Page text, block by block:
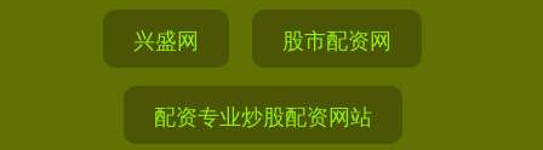
兴盛网 股市配资网
配资专业炒股配资网站